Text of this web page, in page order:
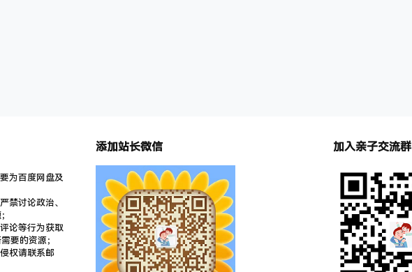
为百度网盘及
禁讨论政治、
论等行为获取
要的资源；
权请联系邮
添加站长微信 加入亲子交流群